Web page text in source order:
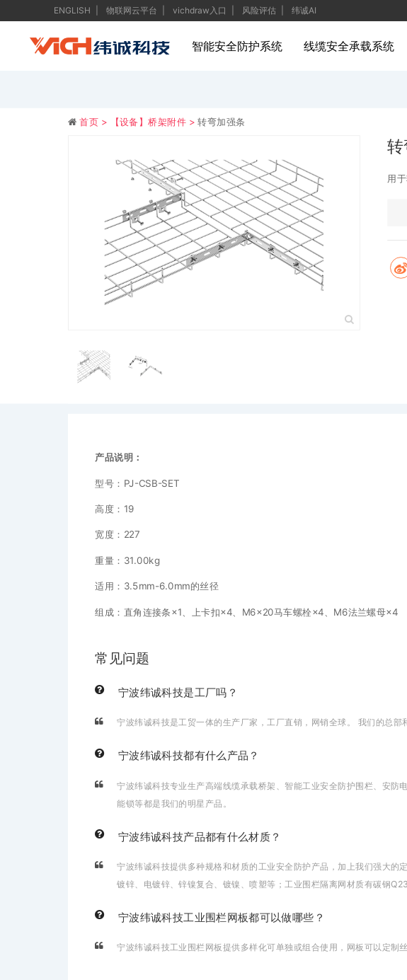
ENGLISH 物联网云平台 vichdraw入口 风险评估 纬诚AI
智能安全防护系统 线缆安全承载系统
首页 > 【设备】桥架附件 >转弯加强条
产品说明：
型号：PJ-CSB-SET
高度：19
宽度：227
重量：31.00kg
适用：3.5mm-6.0mm的丝径
组成：直角连接条×1、上卡扣×4、M6×20马车螺栓×4、M6法兰螺母×4
常见问题
宁波纬诚科技是工厂吗？
宁波纬诚科技是工贸一体的生产厂家，工厂直销，网销全球。 我们的总部
宁波纬诚科技都有什么产品？
宁波纬诚科技专业生产高端线缆承载桥架、智能工业安全防护围栏、安
能锁等都是我们的明星产品。
宁波纬诚科技产品都有什么材质？
宁波纬诚科技提供多种规格和材质的工业安全防护产品，加上我们强大
镀锌、电镀锌、锌镍复合、镀镍、喷塑等；工业围栏隔离网材质有碳钢
宁波纬诚科技工业围栏网板都可以做哪些？
宁波纬诚科技工业围栏网板提供多样化可单独或组合使用，网板可以定制